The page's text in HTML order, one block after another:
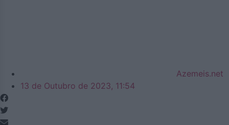
Azemeis.net
13 de Outubro de 2023, 11:54